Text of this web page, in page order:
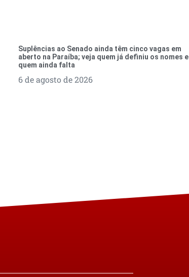
Suplências ao Senado ainda têm cinco vagas em
aberto na Paraíba; veja quem já definiu os nomes e
quem ainda falta
6 de agosto de 2026